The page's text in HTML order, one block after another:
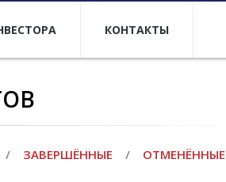
КОНТАКТЫ
/ ЗАВЕРШЁННЫЕ / ОТМЕНЁННЫЕ